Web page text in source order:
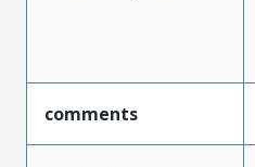
comments